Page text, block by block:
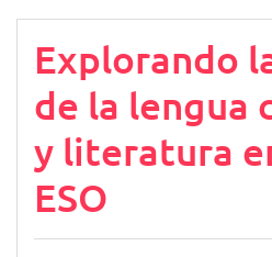
Explorando
de la lengua
y literatura
ESO